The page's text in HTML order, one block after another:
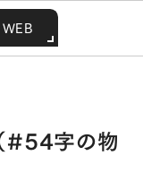
WEB
WEB
賞（#54字の物語） 優秀作品発表！
#54字の物